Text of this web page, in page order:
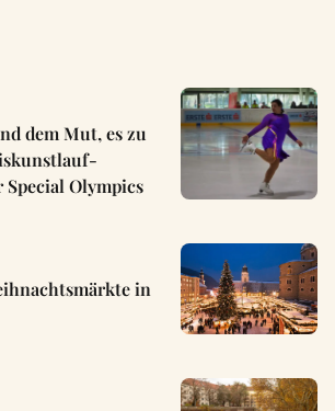
dem Mut, es zu
Olympics
in